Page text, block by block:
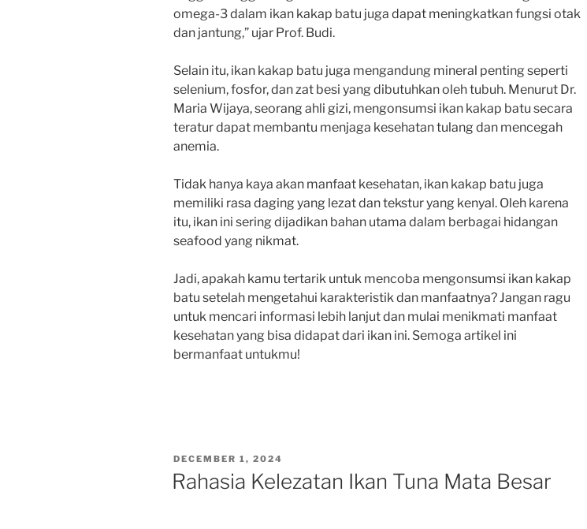
omega-3 dalam ikan kakap batu juga dapat meningkatkan fungsi otak
dan jantung,” ujar Prof. Budi.
Selain itu, ikan kakap batu juga mengandung mineral penting seperti
selenium, fosfor, dan zat besi yang dibutuhkan oleh tubuh. Menurut Dr.
Maria Wijaya, seorang ahli gizi, mengonsumsi ikan kakap batu secara
teratur dapat membantu menjaga kesehatan tulang dan mencegah
anemia.
Tidak hanya kaya akan manfaat kesehatan, ikan kakap batu juga
memiliki rasa daging yang lezat dan tekstur yang kenyal. Oleh karena
itu, ikan ini sering dijadikan bahan utama dalam berbagai hidangan
seafood yang nikmat.
Jadi, apakah kamu tertarik untuk mencoba mengonsumsi ikan kakap
batu setelah mengetahui karakteristik dan manfaatnya? Jangan ragu
untuk mencari informasi lebih lanjut dan mulai menikmati manfaat
kesehatan yang bisa didapat dari ikan ini. Semoga artikel ini
bermanfaat untukmu!
POSTED
DECEMBER 1, 2024
Rahasia Kelezatan Ikan Tuna Mata Besar